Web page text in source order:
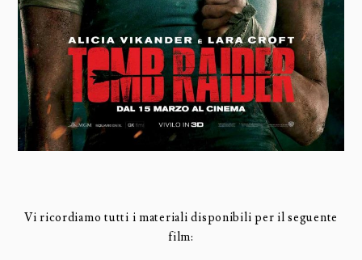
Vi ricordiamo tutti i materiali disponibili per il seguente
film: